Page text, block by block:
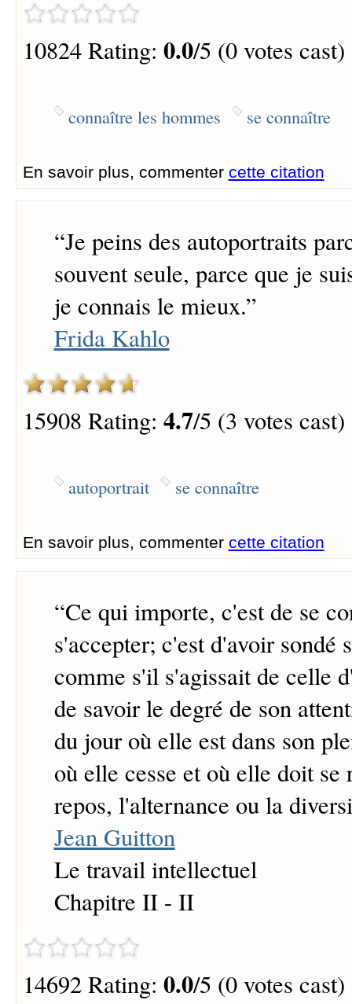
10824 Rating: 0.0/5 (0 votes cast)
connaître les hommes se connaître
En savoir plus, commenter cette citation
“Je peins des autoportraits
souvent seule, parce que je
je connais le mieux.”
Frida Kahlo
15908 Rating: 4.7/5 (3 votes cast)
autoportrait se connaître
En savoir plus, commenter cette citation
“Ce qui importe, c'est de se
s'accepter; c'est d'avoir sondé
comme s'il s'agissait de celle
de savoir le degré de son
du jour où elle est dans son
où elle cesse et où elle doit se
repos, l'alternance ou la
Jean Guitton
Le travail intellectuel
Chapitre II - II
14692 Rating: 0.0/5 (0 votes cast)